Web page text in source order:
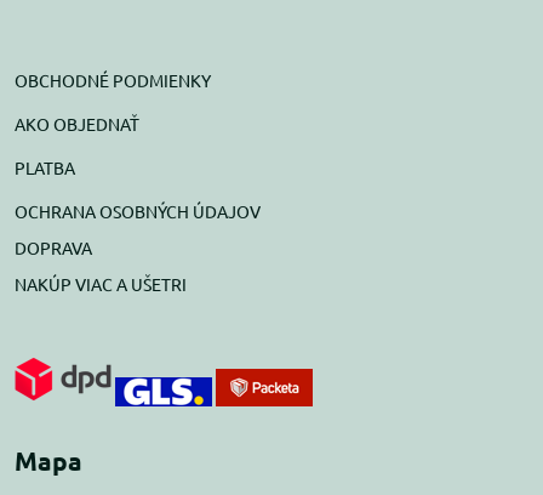
OBCHODNÉ PODMIENKY
AKO OBJEDNAŤ
PLATBA
OCHRANA OSOBNÝCH ÚDAJOV
DOPRAVA
NAKÚP VIAC A UŠETRI
Mapa